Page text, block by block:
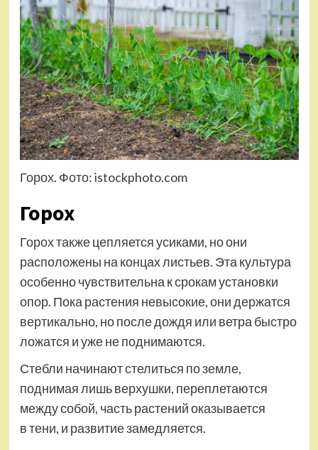
Горох. Фото: istockphoto.com
Горох
Горох также цепляется усиками, но они
расположены на концах листьев. Эта культура
особенно чувствительна к срокам установки
опор. Пока растения невысокие, они держатся
вертикально, но после дождя или ветра быстро
ложатся и уже не поднимаются.
Стебли начинают стелиться по земле,
поднимая лишь верхушки, переплетаются
между собой, часть растений оказывается
в тени, и развитие замедляется.